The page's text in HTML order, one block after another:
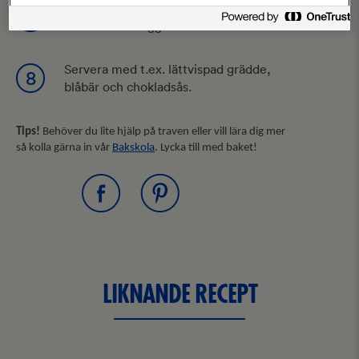
Grädda våfflor och pensla med lite
8
Servera med t.ex. lättvispad grädde,
blåbär och chokladsås.
Tips! Behöver du lite hjälp på traven eller vill lära dig mer
så kolla gärna in vår Bakskola. Lycka till med baket!
LIKNANDE RECEPT